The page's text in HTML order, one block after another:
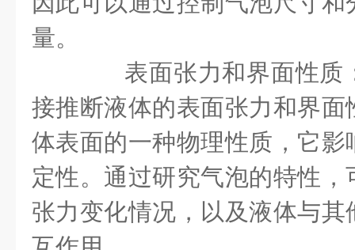
量。
表面张力和界面性质
接推断液体的表面张力和界
体表面的一种物理性质，它
定性。通过研究气泡的特性
张力变化情况，以及液体与